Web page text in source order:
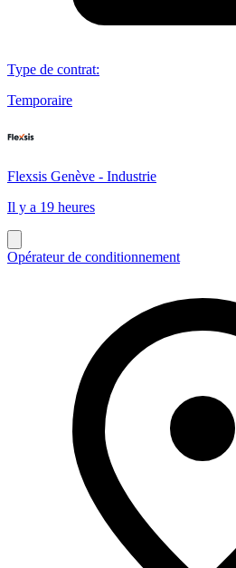
Type de contrat:
Temporaire
Flexsis Genève - Industrie
Il y a 19 heures
Opérateur de conditionnement